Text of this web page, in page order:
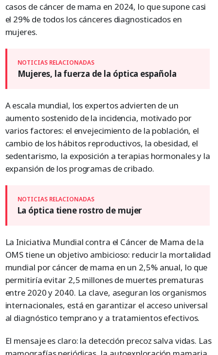
casos de cáncer de mama en 2024, lo que supone casi
el 29% de todos los cánceres diagnosticados en
mujeres.
Mujeres, la fuerza de la óptica española
A escala mundial, los expertos advierten de un
aumento sostenido de la incidencia, motivado por
varios factores: el envejecimiento de la población, el
cambio de los hábitos reproductivos, la obesidad, el
sedentarismo, la exposición a terapias hormonales y la
expansión de los programas de cribado.
La óptica tiene rostro de mujer
La Iniciativa Mundial contra el Cáncer de Mama de la
OMS tiene un objetivo ambicioso: reducir la mortalidad
mundial por cáncer de mama en un 2,5% anual, lo que
permitiría evitar 2,5 millones de muertes prematuras
entre 2020 y 2040. La clave, aseguran los organismos
internacionales, está en garantizar el acceso universal
al diagnóstico temprano y a tratamientos efectivos.
El mensaje es claro: la detección precoz salva vidas. Las